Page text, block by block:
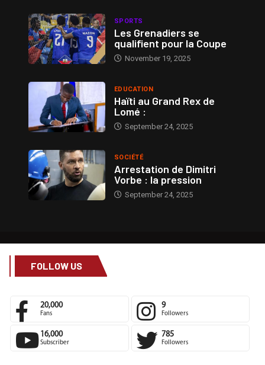
SPORTS
Les Grenadiers se
qualifient pour la Coupe
November 19, 2025
EDUCATION
Haïti au Grand Rex de
Lomé :
September 24, 2025
SOCIÉTÉ
Arrestation de Dimitri
Vorbe : la pression
September 24, 2025
FOLLOW US
20,000
Fans
9
Followers
16,000
Subscriber
785
Followers